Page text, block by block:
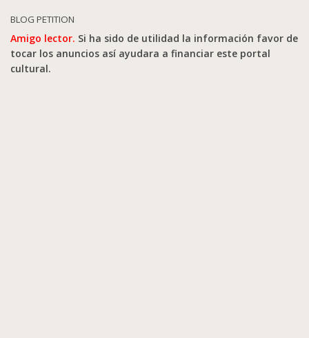
BLOG PETITION
Amigo lector. Si ha sido de utilidad la información favor de
tocar los anuncios así ayudara a financiar este portal
cultural.